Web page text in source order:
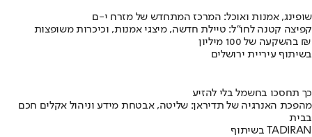
שופינג, אמנות ואוכל: המרכז המתחדש של מזרח י-ם
קפיצה קטנה לחו"ל: טיילת חדשה, מיצגי אמנות, וכיכרות משופצות
בהשקעה של 100 מיליון ₪
בשיתוף עיריית ירושלים
כך תחסכו בחשמל בלי להזיע
מהפכת האנרגיה של תדיראן: שליטה, אבטחת מידע וניהול אקלים חכם
בבית
בשיתוף TADIRAN